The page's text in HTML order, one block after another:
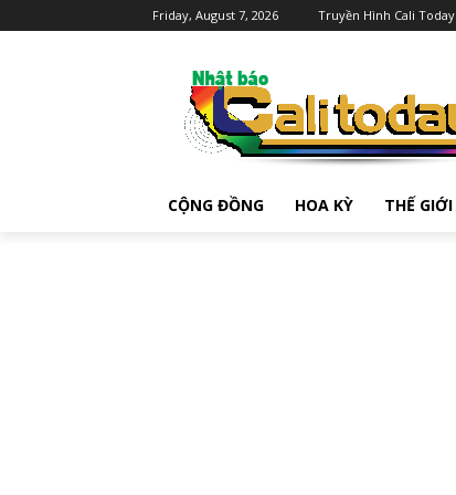
Friday, August 7, 2026 Truyền Hình Cali Today
CỘNG ĐỒNG HOA KỲ THẾ GIỚI